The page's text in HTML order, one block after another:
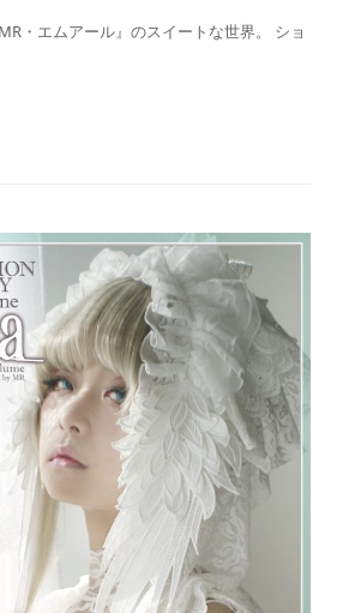
・エムアール』のスイートな世界。 ショ